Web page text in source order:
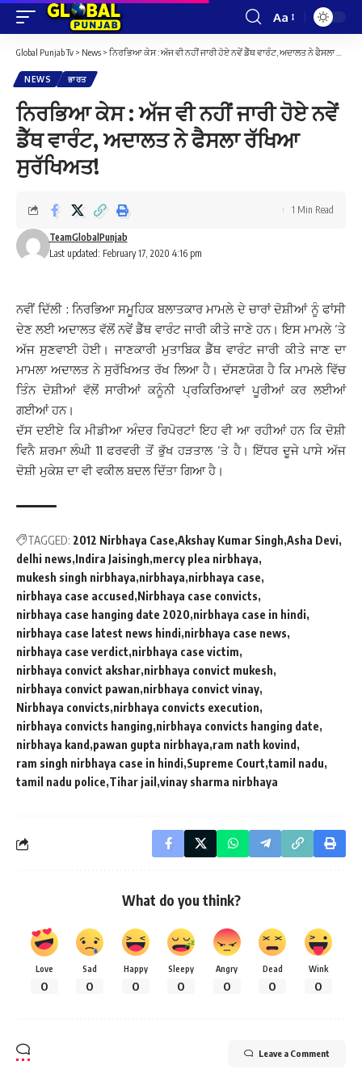
Font
Resizer
Aa
Global Punjab Tv > News > ਨਿਰਭਿਆ ਕੇਸ : ਅੱਜ ਵੀ ਨਹੀਂ ਜਾਰੀ ਹੋਏ ਨਵੇਂ ਡੈੱਥ ਵਾਰੰਟ, ਅਦਾਲਤ ਨੇ ਫੈਸਲਾ ਰੱਖਿਆ ਸੁਰੱਖਿਅਤ!
NEWS ਭਾਰਤ
ਨਿਰਭਿਆ ਕੇਸ : ਅੱਜ ਵੀ ਨਹੀਂ ਜਾਰੀ ਹੋਏ ਨਵੇਂ
ਡੈੱਥ ਵਾਰੰਟ, ਅਦਾਲਤ ਨੇ ਫੈਸਲਾ ਰੱਖਿਆ
ਸੁਰੱਖਿਅਤ!
Last updated: February 17, 2020 4:16 pm
TeamGlobalPunjab
1 Min Read
ਨਵੀਂ ਦਿੱਲੀ : ਨਿਰਭਿਆ ਸਮੂਹਿਕ ਬਲਾਤਕਾਰ ਮਾਮਲੇ ਦੇ ਚਾਰਾਂ ਦੋਸ਼ੀਆਂ ਨੂੰ ਫਾਂਸੀ
ਦੇਣ ਲਈ ਅਦਾਲਤ ਵੱਲੋਂ ਨਵੇਂ ਡੈੱਥ ਵਾਰੰਟ ਜਾਰੀ ਕੀਤੇ ਜਾਣੇ ਹਨ। ਇਸ ਮਾਮਲੇ ‘ਤੇ
ਅੱਜ ਸੁਣਵਾਈ ਹੋਈ। ਜਾਣਕਾਰੀ ਮੁਤਾਬਿਕ ਡੈੱਥ ਵਾਰੰਟ ਜਾਰੀ ਕੀਤੇ ਜਾਣ ਦਾ
ਮਾਮਲਾ ਅਦਾਲਤ ਨੇ ਸੁਰੱਖਿਅਤ ਰੱਖ ਲਿਆ ਹੈ। ਦੱਸਣਯੋਗ ਹੈ ਕਿ ਮਾਮਲੇ ਵਿੱਚ
ਤਿੰਨ ਦੋਸ਼ੀਆਂ ਵੱਲੋਂ ਸਾਰੀਆਂ ਕਨੂੰਨੀ ਪ੍ਰਕਿਰਿਆਵਾਂ ਪੂਰੀਆਂ ਕਰ ਲਈਆਂ
ਗਈਆਂ ਹਨ।
ਦੱਸ ਦਈਏ ਕਿ ਮੀਡੀਆ ਅੰਦਰ ਰਿਪੋਰਟਾਂ ਇਹ ਵੀ ਆ ਰਹੀਆਂ ਹਨ ਕਿ ਦੋਸ਼ੀ
ਵਿਨੈ ਸ਼ਰਮਾ ਲੰਘੀ 11 ਫਰਵਰੀ ਤੋਂ ਭੁੱਖ ਹੜਤਾਲ ‘ਤੇ ਹੈ। ਇੱਧਰ ਦੂਜੇ ਪਾਸੇ ਅੱਜ
ਦੋਸ਼ੀ ਮੁਕੇਸ਼ ਦਾ ਵੀ ਵਕੀਲ ਬਦਲ ਦਿੱਤਾ ਗਿਆ ਹੈ।
TAGGED: 2012 Nirbhaya Case Akshay Kumar Singh Asha Devi
delhi news Indira Jaisingh mercy plea nirbhaya
mukesh singh nirbhaya nirbhaya nirbhaya case
nirbhaya case accused Nirbhaya case convicts
nirbhaya case hanging date 2020 nirbhaya case in hindi
nirbhaya case latest news hindi nirbhaya case news
nirbhaya case verdict nirbhaya case victim
nirbhaya convict akshar nirbhaya convict mukesh
nirbhaya convict pawan nirbhaya convict vinay
Nirbhaya convicts nirbhaya convicts execution
nirbhaya convicts hanging nirbhaya convicts hanging date
nirbhaya kand pawan gupta nirbhaya ram nath kovind
ram singh nirbhaya case in hindi Supreme Court tamil nadu
tamil nadu police Tihar jail vinay sharma nirbhaya
What do you think?
Love
0
Sad
0
Happy
0
Sleepy
0
Angry
0
Dead
0
Wink
0
Leave a Comment